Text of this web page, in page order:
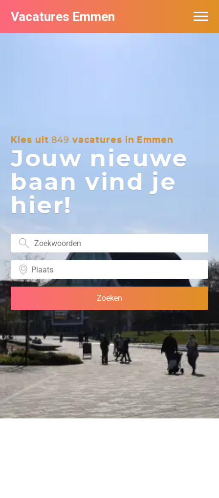
Vacatures Emmen
Kies uit 849 vacatures in Emmen
Jouw nieuwe
baan vind je
hier!
Vacatures per bedrijf